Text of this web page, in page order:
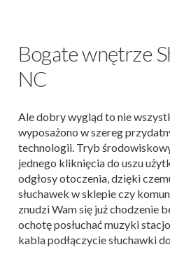
Bogate wnętrze
NC
Ale dobry wygląd to nie
wyposażono w szereg
technologii. Tryb
jednego kliknięcia do uszu
odgłosy otoczenia, dzięki
słuchawek w sklepie czy
znudzi Wam się już chodzenie
ochotę posłuchać muzyki
kabla podłączycie słuchawki